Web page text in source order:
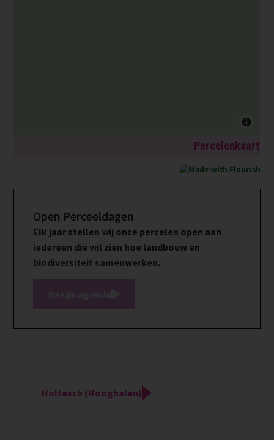
Open Perceeldagen
Elk jaar stellen wij onze percelen open aan
iedereen die wil zien hoe landbouw en
biodiversiteit samenwerken.
Holtesch (Hooghalen)